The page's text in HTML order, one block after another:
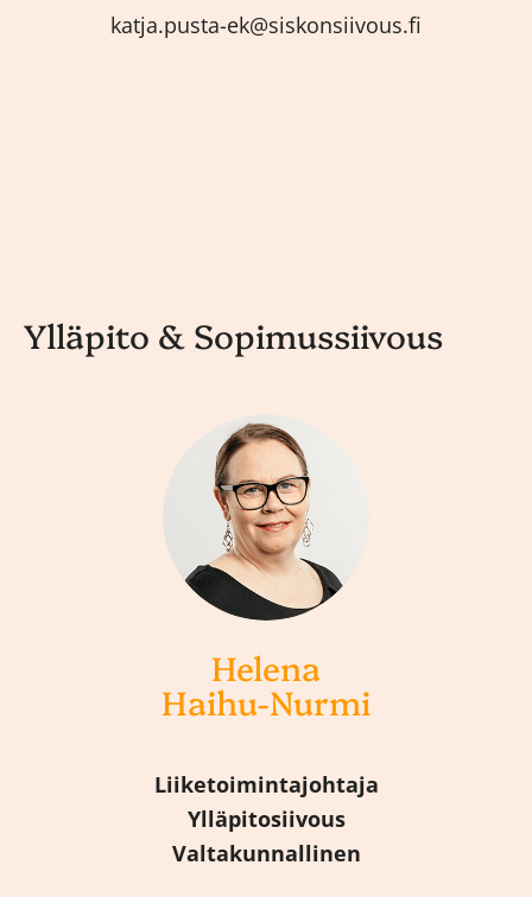
katja.pusta-ek@siskonsiivous.fi
Ylläpito & Sopimussiivous
Helena
Haihu-Nurmi
Liiketoimintajohtaja
Ylläpitosiivous
Valtakunnallinen